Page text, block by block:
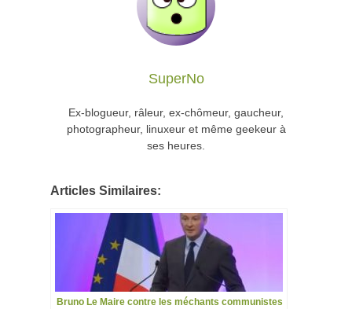
SuperNo
Ex-blogueur, râleur, ex-chômeur, gaucheur,
photographeur, linuxeur et même geekeur à
ses heures.
Articles Similaires:
Bruno Le Maire contre les méchants communistes